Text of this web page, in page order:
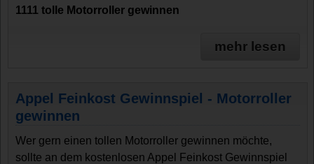
1111 tolle Motorroller gewinnen
mehr lesen
Appel Feinkost Gewinnspiel - Motorroller
gewinnen
Wer gern einen tollen Motorroller gewinnen möchte,
sollte an dem kostenlosen Appel Feinkost Gewinnspiel